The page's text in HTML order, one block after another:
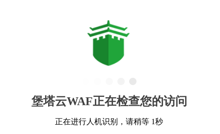
堡塔云WAF正在检查您的访问
正在进行人机识别，请稍等 1秒